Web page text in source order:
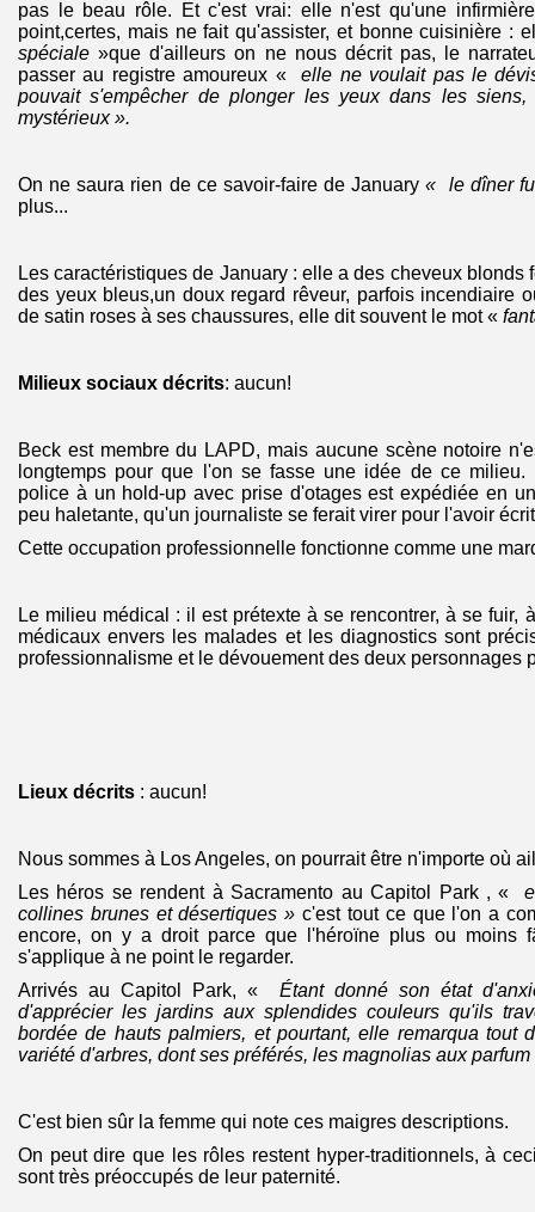
pas le beau rôle. Et c'est vrai: elle n'est qu'une
point,certes, mais ne fait qu'assister, et bonne cuisinière :
spéciale »que d'ailleurs on ne nous décrit pas, le
passer au registre amoureux «elle ne voulait pas le
pouvait s'empêcher de plonger les yeux dans les
mystérieux ».
On ne saura rien de ce savoir-faire de January« le dîner
plus...
Les caractéristiques de January : elle a des cheveux blonds
des yeux bleus,un doux regard rêveur, parfois incendiaire
de satin roses à ses chaussures, elle dit souvent le mot «
Milieux sociaux décrits: aucun!
Beck est membre du LAPD, mais aucune scène notoire
longtemps pour que l'on se fasse une idée de ce milieu.
police à un hold-up avec prise d'otages est expédiée en
peu haletante, qu'un journaliste se ferait virer pour l'avoir
Cette occupation professionnelle fonctionne comme une
Le milieu médical : il est prétexte à se rencontrer, à se fuir,
médicaux envers les malades et les diagnostics sont
professionnalisme et le dévouement des deux personnages
Lieux décrits : aucun!
Nous sommes à Los Angeles, on pourrait être n'importe où
Les héros se rendent à Sacramento au Capitol Park , «
collines brunes et désertiques » c'est tout ce que l'on a
encore, on y a droit parce que l'héroïne plus ou moins
s'applique à ne point le regarder.
Arrivés au Capitol Park, « Étant donné son état
d'apprécier les jardins aux splendides couleurs qu'ils
bordée de hauts palmiers, et pourtant, elle remarqua tout
variété d'arbres, dont ses préférés, les magnolias aux
C'est bien sûr la femme qui note ces maigres descriptions.
On peut dire que les rôles restent hyper-traditionnels, à
sont très préoccupés de leur paternité.